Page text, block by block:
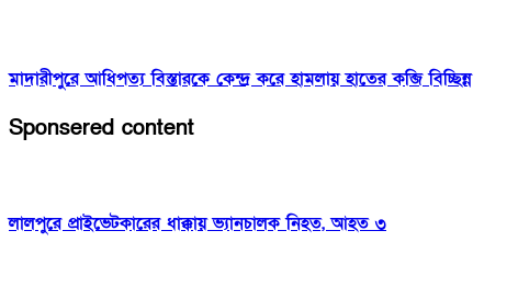
মাদারীপুরে আধিপত্য বিস্তারকে কেন্দ্র করে হামলায় হাতের কব্জি বিচ্ছিন্ন
Sponsered content
লালপুরে প্রাইভেটকারের ধাক্কায় ভ্যানচালক নিহত, আহত ৩